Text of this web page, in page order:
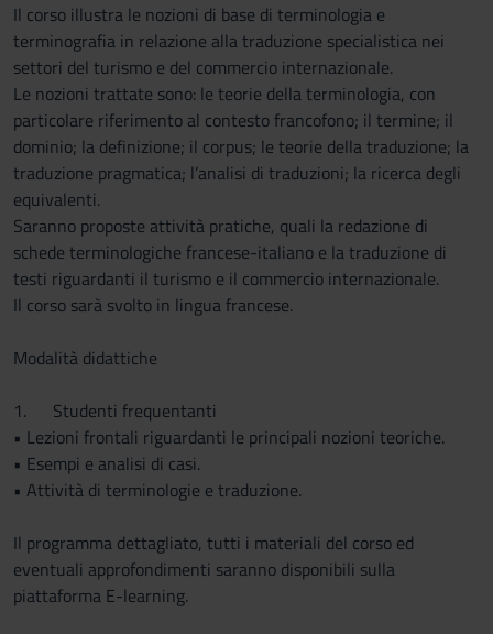
Il corso illustra le nozioni di base di terminologia e
terminografia in relazione alla traduzione specialistica nei
settori del turismo e del commercio internazionale.
Le nozioni trattate sono: le teorie della terminologia, con
particolare riferimento al contesto francofono; il termine; il
dominio; la definizione; il corpus; le teorie della traduzione; la
traduzione pragmatica; l’analisi di traduzioni; la ricerca degli
equivalenti.
Saranno proposte attività pratiche, quali la redazione di
schede terminologiche francese-italiano e la traduzione di
testi riguardanti il turismo e il commercio internazionale.
Il corso sarà svolto in lingua francese.
Modalità didattiche
1. Studenti frequentanti
• Lezioni frontali riguardanti le principali nozioni teoriche.
• Esempi e analisi di casi.
• Attività di terminologie e traduzione.
Il programma dettagliato, tutti i materiali del corso ed
eventuali approfondimenti saranno disponibili sulla
piattaforma E-learning.